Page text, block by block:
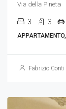
Via della Pineta
3 3
Fabrizio Conti